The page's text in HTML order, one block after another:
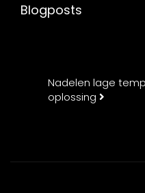
Blogposts
Nadelen lage
oplossing